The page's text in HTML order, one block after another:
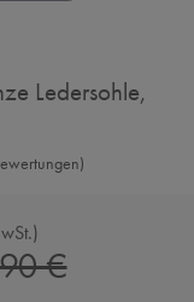
Ledersohle,
€